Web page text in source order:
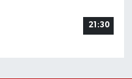
21:30